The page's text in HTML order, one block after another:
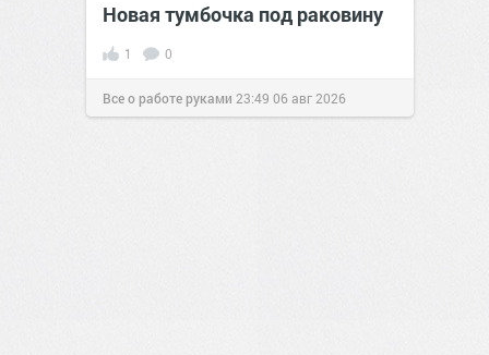
Новая тумбочка под раковину
1 0
Все о работе руками 23:49 06 авг 2026